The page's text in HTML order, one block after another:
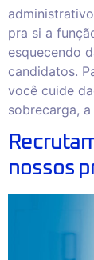
pra si a
esquecendo
candidatos.
você cuide
sobrecarga,
nossos